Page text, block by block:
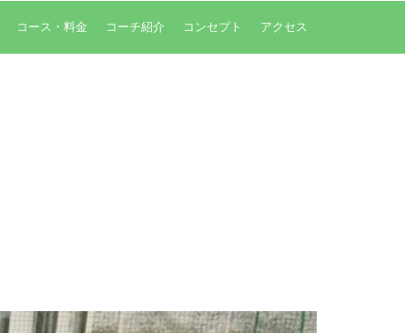
コース・料金 コーチ紹介 コンセプト アクセス